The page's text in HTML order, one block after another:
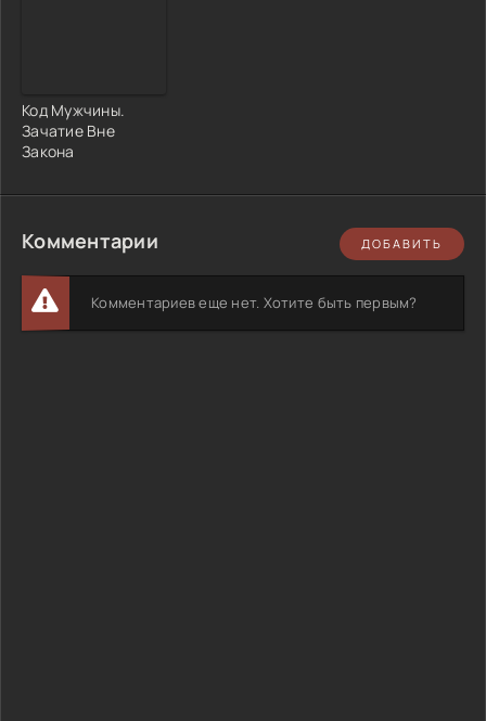
Код Мужчины.
Зачатие Вне
Закона
Комментарии ДОБАВИТЬ
Комментариев еще нет. Хотите быть первым?